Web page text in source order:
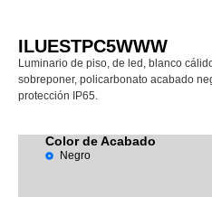
ILUESTPC5WWW
Luminario de piso, de led, blanco
sobreponer, policarbonato acabado
protección IP65.
Color de Acabado
Negro